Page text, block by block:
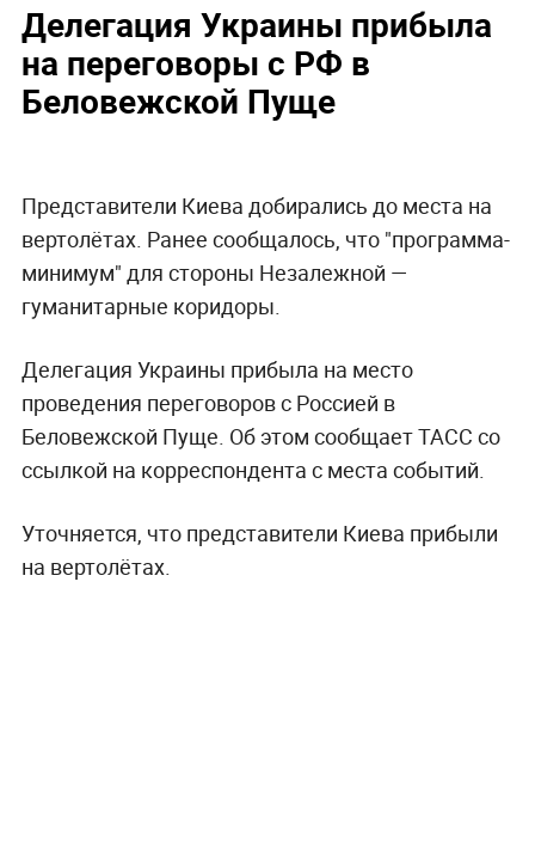
Делегация Украины прибыла
на переговоры с РФ в
Беловежской Пуще
Представители Киева добирались до места на
вертолётах. Ранее сообщалось, что "программа-
минимум" для стороны Незалежной —
гуманитарные коридоры.
Делегация Украины прибыла на место
проведения переговоров с Россией в
Беловежской Пуще. Об этом сообщает ТАСС со
ссылкой на корреспондента с места событий.
Уточняется, что представители Киева прибыли
на вертолётах.